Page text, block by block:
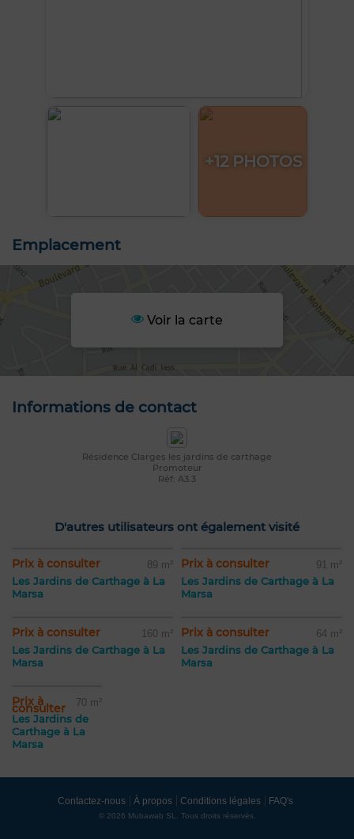
+12 PHOTOS
Emplacement
Voir la carte
Informations de contact
Résidence Clarges les jardins de carthage
Promoteur
Réf: A3.3
D'autres utilisateurs ont également visité
Prix à consulter 89 m²
Les Jardins de Carthage à La
Marsa
Prix à consulter 91 m²
Les Jardins de Carthage à La
Marsa
Prix à consulter 160 m²
Les Jardins de Carthage à La
Marsa
Prix à consulter 64 m²
Les Jardins de Carthage à La
Marsa
Prix à
consulter 70 m²
Les Jardins de
Carthage à La
Marsa
Contactez-nous À propos Conditions légales FAQ's
© 2026 Mubawab SL. Tous droits réservés.